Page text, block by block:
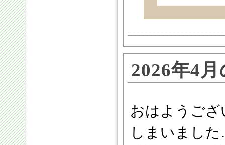
2026年4
おはようご
しまいまし